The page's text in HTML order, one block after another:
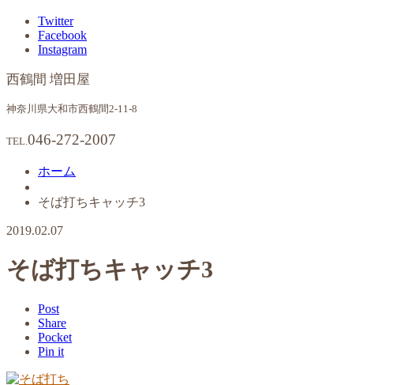
Twitter
Facebook
Instagram
西鶴間 増田屋
神奈川県大和市西鶴間2-11-8
TEL.046-272-2007
ホーム
そば打ちキャッチ3
2019.02.07
そば打ちキャッチ3
Post
Share
Pocket
Pin it